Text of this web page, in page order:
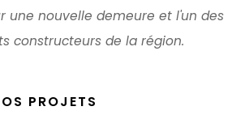
une nouvelle demeure et l'un des
constructeurs de la région.
PROJETS